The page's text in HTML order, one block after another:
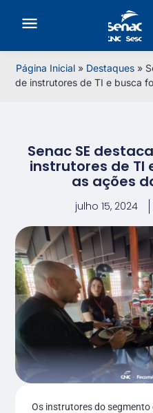
Página Inicial » Destaques »
de instrutores de TI e busca
Senac SE
instrutores de TI
as ações
julho 15, 2024
Os instrutores do